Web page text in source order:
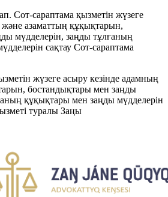
Сот-сараптама қызметін жүзеге
азаматтың құқықтарын,
мүдделерін, заңды тұлғаның
сақтау Cот-сараптама
жүзеге асыру кезінде адамның
бостандықтары мен заңды
құқықтары мен заңды мүдделерін
туралы Заңы